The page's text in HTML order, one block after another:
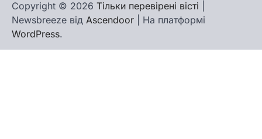
Copyright © 2026 Тільки перевірені вісті
Newsbreeze від Ascendoor | На платформі
WordPress.